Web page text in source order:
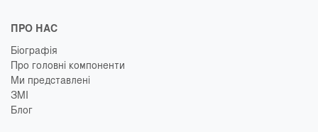
ПРО НАС
Біографія
Про головні компоненти
Ми представлені
ЗМІ
Блог